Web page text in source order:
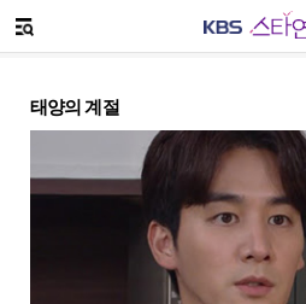
메뉴 열기
태양의 계절